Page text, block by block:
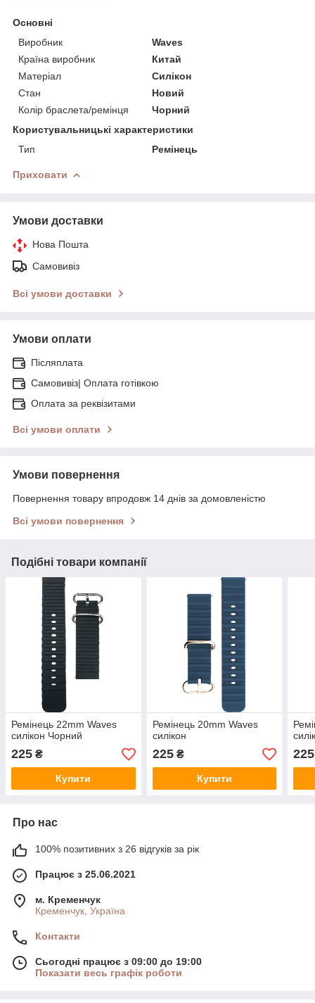
Основні
Виробник
Waves
Країна виробник
Китай
Матеріал
Силікон
Стан
Новий
Колір браслета/ремінця
Чорний
Користувальницькі характеристики
Тип
Ремінець
Приховати
Умови доставки
Нова Пошта
Самовивіз
Всі умови доставки
Умови оплати
Післяплата
Самовивіз| Оплата готівкою
Оплата за реквізитами
Всі умови оплати
Умови повернення
Повернення товару впродовж 14 днів за домовленістю
Всі умови повернення
Подібні товари компанії
Ремінець 22mm Waves
силікон Чорний
225 ₴
Купити
Ремінець 20mm Waves
силікон
225₴
Купити
225
Про нас
100% позитивних з 26 відгуків за рік
Працює з 25.06.2021
м. Кременчук
Кременчук, Україна
Контакти
Сьогодні працює з 09:00 до 19:00
Показати весь графік роботи